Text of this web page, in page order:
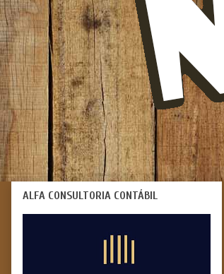
ALFA CONSULTORIA CONTÁBIL